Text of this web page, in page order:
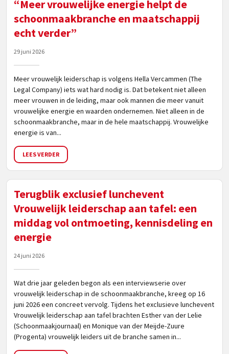
“Meer vrouwelijke energie helpt de
schoonmaakbranche en maatschappij
echt verder”
29 juni 2026
Meer vrouwelijk leiderschap is volgens Hella Vercammen (The
Legal Company) iets wat hard nodig is. Dat betekent niet alleen
meer vrouwen in de leiding, maar ook mannen die meer vanuit
vrouwelijke energie en waarden ondernemen. Niet alleen in de
schoonmaakbranche, maar in de hele maatschappij. Vrouwelijke
energie is van...
LEES VERDER
Terugblik exclusief lunchevent
Vrouwelijk leiderschap aan tafel: een
middag vol ontmoeting, kennisdeling en
energie
24 juni 2026
Wat drie jaar geleden begon als een interviewserie over
vrouwelijk leiderschap in de schoonmaakbranche, kreeg op 16
juni 2026 een concreet vervolg. Tijdens het exclusieve lunchevent
Vrouwelijk leiderschap aan tafel brachten Esther van der Lelie
(Schoonmaakjournaal) en Monique van der Meijde-Zuure
(Progenta) vrouwelijk leiders uit de branche samen in...